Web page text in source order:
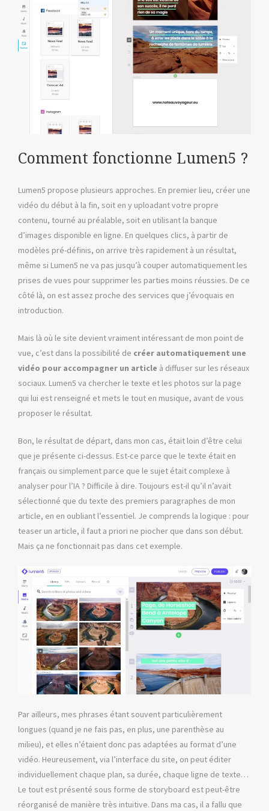
Comment fonctionne Lumen5 ?
Lumen5 propose plusieurs approches. En premier lieu, créer une
vidéo du début à la fin, soit en y uploadant votre propre
contenu, tourné au préalable, soit en utilisant la banque
d’images disponible en ligne. En quelques clics, à partir de
modèles pré-définis, on arrive très rapidement à un résultat,
même si Lumen5 ne va pas jusqu’à couper automatiquement les
prises de vues pour supprimer les parties moins réussies. De ce
côté là, on est assez proche des services que j’évoquais en
introduction.
Mais là où le site devient vraiment intéressant de mon point de
vue, c’est dans la possibilité de créer automatiquement une
vidéo pour accompagner un article à diffuser sur les réseaux
sociaux. Lumen5 va chercher le texte et les photos sur la page
qui lui est renseigné et mets le tout en musique, avant de vous
proposer le résultat.
Bon, le résultat de départ, dans mon cas, était loin d’être celui
que je présente ci-dessus. Est-ce parce que le texte était en
français ou simplement parce que le sujet était complexe à
analyser pour l’IA ? Difficile à dire. Toujours est-il qu’il n’avait
sélectionné que du texte des premiers paragraphes de mon
article, en en oubliant l’essentiel. Je comprends la logique : pour
teaser un article, il faut a priori ne piocher que dans son début.
Mais ça ne fonctionnait pas dans cet exemple.
Par ailleurs, mes phrases étant souvent particulièrement
longues (quand je ne fais pas, en plus, une parenthèse au
milieu), et elles n’étaient donc pas adaptées au format d’une
vidéo. Heureusement, via l’interface du site, on peut éditer
individuellement chaque plan, sa durée, chaque ligne de texte…
Le tout est présenté sous forme de storyboard est peut-être
réorganisé de manière très intuitive. Dans ma cas, il a fallu que